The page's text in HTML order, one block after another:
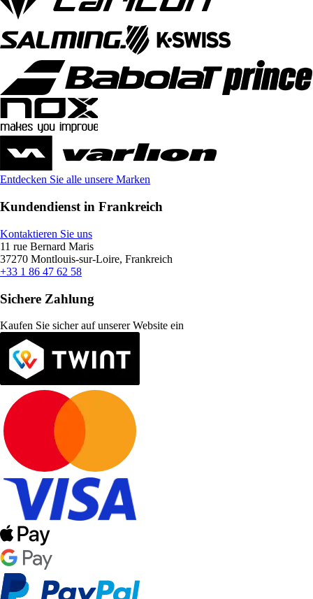
Entdecken Sie alle unsere Marken
Kundendienst in Frankreich
Kontaktieren Sie uns
11 rue Bernard Maris
37270 Montlouis-sur-Loire, Frankreich
+33 1 86 47 62 58
Sichere Zahlung
Kaufen Sie sicher auf unserer Website ein